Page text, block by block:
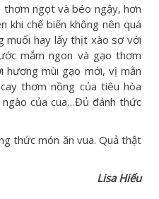
ngọt và béo ngậy, hơn
khi chế biến không nên quá
muối hay lấy thịt xào sơ với
mắm ngon và gạo thơm
hương mùi gạo mới, vị mằn
thơm nồng của tiêu hòa
của cua…Đủ đánh thức
thức món ăn vua. Quả thật
Lisa Hiếu